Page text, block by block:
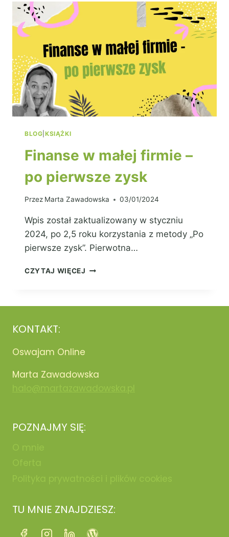
BLOG KSIĄŻKI
Finanse w małej firmie –
po pierwsze zysk
Przez Marta Zawadowska 03/01/2024
Wpis został zaktualizowany w styczniu
2024, po 2,5 roku korzystania z metody „Po
pierwsze zysk”. Pierwotna…
CZYTAJ WIĘCEJ
KONTAKT:
Oswajam Online
Marta Zawadowska
POZNAJMY SIĘ:
TU MNIE ZNAJDZIESZ: